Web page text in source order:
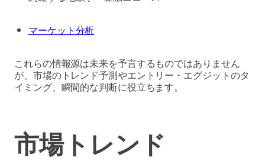
マーケット分析
これらの情報源は未来を予言するものではありません
が、市場のトレンド予測やエントリー・エグジットのタ
イミング、瞬間的な判断に役立ちます。
市場トレンド